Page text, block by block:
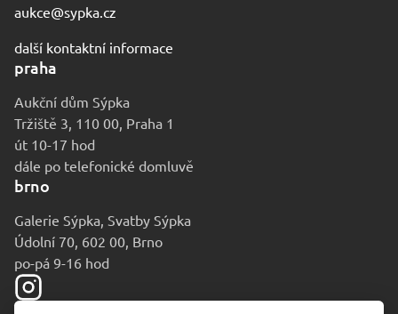
aukce@sypka.cz
další kontaktní informace
praha
Aukční dům Sýpka
Tržiště 3, 110 00, Praha 1
út 10-17 hod
dále po telefonické domluvě
brno
Galerie Sýpka, Svatby Sýpka
Údolní 70, 602 00, Brno
po-pá 9-16 hod